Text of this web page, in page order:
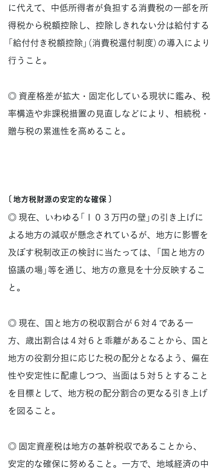
に代えて、中低所得者が負担する消費税の一部を所
得税から税額控除し、控除しきれない分は給付する
「給付付き税額控除」（消費税還付制度）の導入により
行うこと。
◎ 資産格差が拡大・固定化している現状に鑑み、税
率構造や非課税措置の見直しなどにより、相続税・
贈与税の累進性を高めること。
〔 地方税財源の安定的な確保 〕
◎ 現在、いわゆる「１０３万円の壁」の引き上げに
よる地方の減収が懸念されているが、地方に影響を
及ぼす税制改正の検討に当たっては、「国と地方の
協議の場」等を通じ、地方の意見を十分反映するこ
と。
◎ 現在、国と地方の税収割合が６対４である一
方、歳出割合は４対６と乖離があることから、国と
地方の役割分担に応じた税の配分となるよう、偏在
性や安定性に配慮しつつ、当面は５対５とすること
を目標として、地方税の配分割合の更なる引き上げ
を図ること。
◎ 固定資産税は地方の基幹税収であることから、
安定的な確保に努めること。一方で、地域経済の中